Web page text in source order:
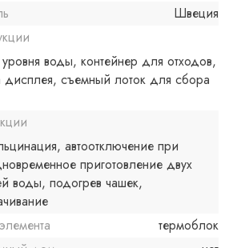
Швеция
воды, контейнер для отходов,
дисплея, съемный лоток для сбора
автоотключение при
приготовление двух
воды, подогрев чашек,
термоблок